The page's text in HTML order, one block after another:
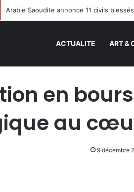
Arabie Saoudite annonce 11 civils
ACTUALITE ART &
en
au
9 décembre